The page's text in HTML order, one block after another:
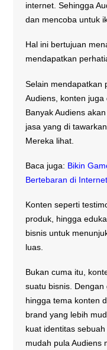
internet. Sehingga
dan mencoba untuk
Hal ini bertujuan
mendapatkan
Selain mendapatkan
Audiens, konten juga
Banyak Audiens
jasa yang di
Mereka lihat.
Baca juga: Bikin
Bertebaran di Internet
Konten seperti
produk, hingga
bisnis untuk
luas.
Bukan cuma itu,
suatu bisnis.
hingga tema konten
brand yang lebih
kuat identitas
mudah pula Audiens